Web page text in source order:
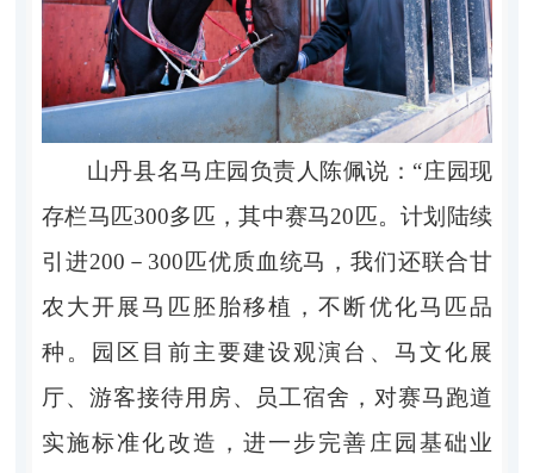
山丹县名马庄园负责人陈佩说：“庄园现
存栏马匹300多匹，其中赛马20匹。计划陆续
引进200－300匹优质血统马，我们还联合甘
农大开展马匹胚胎移植，不断优化马匹品
种。园区目前主要建设观演台、马文化展
厅、游客接待用房、员工宿舍，对赛马跑道
实施标准化改造，进一步完善庄园基础业